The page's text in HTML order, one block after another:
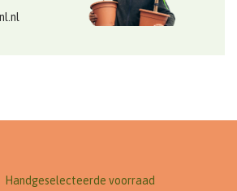
Handgeselecteerde voorraad